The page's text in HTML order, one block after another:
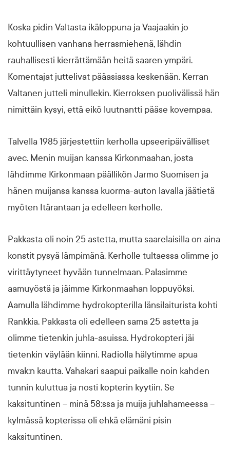
Koska pidin Valtasta ikäloppuna ja Vaajaakin jo
kohtuullisen vanhana herrasmiehenä, lähdin
rauhallisesti kierrättämään heitä saaren ympäri.
Komentajat juttelivat pääasiassa keskenään. Kerran
Valtanen jutteli minullekin. Kierroksen puolivälissä hän
nimittäin kysyi, että eikö luutnantti pääse kovempaa.
Talvella 1985 järjestettiin kerholla upseeripäivälliset
avec. Menin muijan kanssa Kirkonmaahan, josta
lähdimme Kirkonmaan päällikön Jarmo Suomisen ja
hänen muijansa kanssa kuorma-auton lavalla jäätietä
myöten Itärantaan ja edelleen kerholle.
Pakkasta oli noin 25 astetta, mutta saarelaisilla on aina
konstit pysyä lämpimänä. Kerholle tultaessa olimme jo
virittäytyneet hyvään tunnelmaan. Palasimme
aamuyöstä ja jäimme Kirkonmaahan loppuyöksi.
Aamulla lähdimme hydrokopterilla länsilaiturista kohti
Rankkia. Pakkasta oli edelleen sama 25 astetta ja
olimme tietenkin juhla-asuissa. Hydrokopteri jäi
tietenkin väylään kiinni. Radiolla hälytimme apua
mvak:n kautta. Vahakari saapui paikalle noin kahden
tunnin kuluttua ja nosti kopterin kyytiin. Se
kaksituntinen – minä 58:ssa ja muija juhlahameessa –
kylmässä kopterissa oli ehkä elämäni pisin
kaksituntinen.